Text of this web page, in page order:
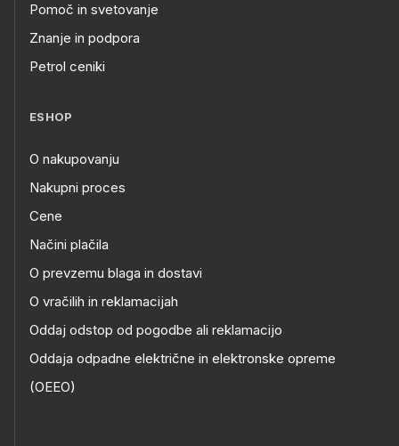
Pomoč in svetovanje
Znanje in podpora
Petrol ceniki
ESHOP
O nakupovanju
Nakupni proces
Cene
Načini plačila
O prevzemu blaga in dostavi
O vračilih in reklamacijah
Oddaj odstop od pogodbe ali reklamacijo
Oddaja odpadne električne in elektronske opreme
(OEEO)